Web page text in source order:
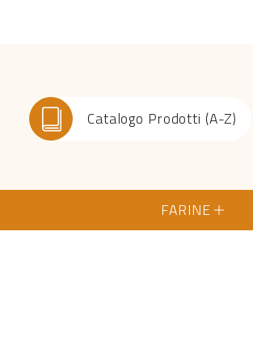
Catalogo Prodotti (A-Z)
FARINE